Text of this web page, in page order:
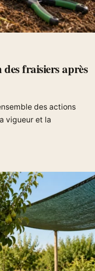
fraisiers après
des actions
vigueur et la